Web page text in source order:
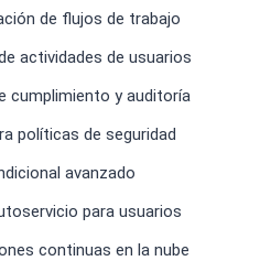
de flujos de trabajo
actividades de usuarios
cumplimiento y auditoría
políticas de seguridad
avanzado
para usuarios
continuas en la nube